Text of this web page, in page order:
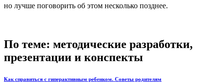
но лучше поговорить об этом несколько позднее.
По теме: методические разработки,
презентации и конспекты
Как справиться с гиперактивным ребенком. Советы родителям